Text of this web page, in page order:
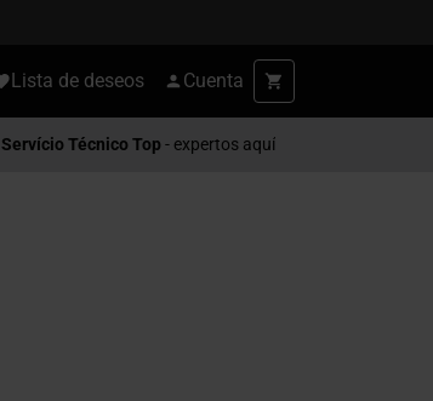
Lista de deseos Cuenta
Servício Técnico Top - expertos aquí